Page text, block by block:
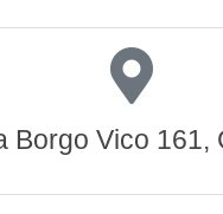
Borgo Vico 161,